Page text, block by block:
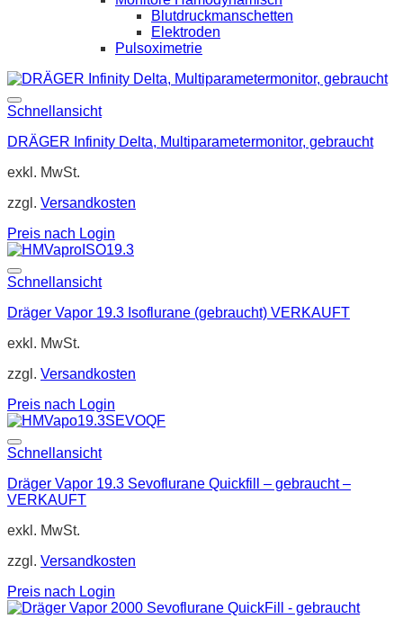
Blutdruckmanschetten
Elektroden
Pulsoximetrie
Schnellansicht
DRÄGER Infinity Delta, Multiparametermonitor, gebraucht
exkl. MwSt.
zzgl. Versandkosten
Preis nach Login
Schnellansicht
Dräger Vapor 19.3 Isoflurane (gebraucht) VERKAUFT
exkl. MwSt.
zzgl. Versandkosten
Preis nach Login
Schnellansicht
Dräger Vapor 19.3 Sevoflurane Quickfill – gebraucht –
VERKAUFT
exkl. MwSt.
zzgl. Versandkosten
Preis nach Login